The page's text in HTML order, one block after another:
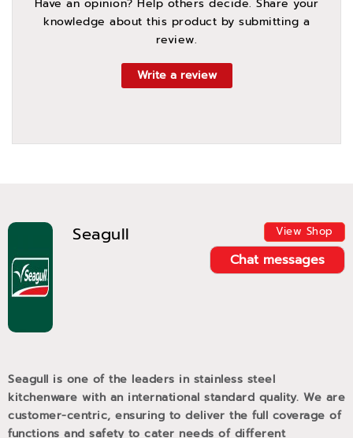
Seagull View Shop
Chat messages
Seagull is one of the leaders in stainless steel
kitchenware with an international standard quality. We are
customer-centric, ensuring to deliver the full coverage of
functions and safety to cater needs of different
Have an opinion? Help others decide. Share your
knowledge about this product by submitting a
review.
Write a review